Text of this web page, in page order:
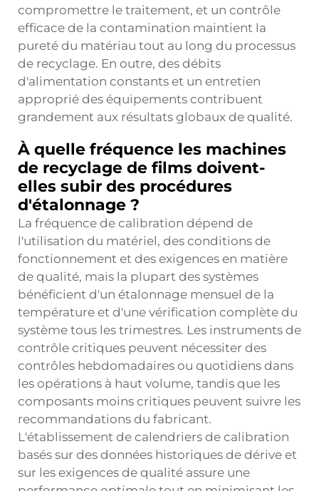
compromettre le traitement, et un contrôle
efficace de la contamination maintient la
pureté du matériau tout au long du processus
de recyclage. En outre, des débits
d'alimentation constants et un entretien
approprié des équipements contribuent
grandement aux résultats globaux de qualité.
À quelle fréquence les machines
de recyclage de films doivent-
elles subir des procédures
d'étalonnage ?
La fréquence de calibration dépend de
l'utilisation du matériel, des conditions de
fonctionnement et des exigences en matière
de qualité, mais la plupart des systèmes
bénéficient d'un étalonnage mensuel de la
température et d'une vérification complète du
système tous les trimestres. Les instruments de
contrôle critiques peuvent nécessiter des
contrôles hebdomadaires ou quotidiens dans
les opérations à haut volume, tandis que les
composants moins critiques peuvent suivre les
recommandations du fabricant.
L'établissement de calendriers de calibration
basés sur des données historiques de dérive et
sur les exigences de qualité assure une